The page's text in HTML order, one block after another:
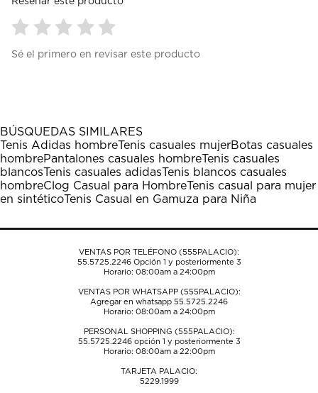
para
1
estrella
Esta
acción
abrirá
el
formulario
envío.
para
estrellas.
Esta
acción
abrirá
el
formulario
envío.
para
estrellas.
Esta
acción
abrirá
el
formulario
envío.
para
estrellas.
Esta
acción
abrirá
el
formulario
envío.
para
estrellas.
Esta
acción
abrirá
el
formulario
envío.
Sé el primero en revisar este producto
BÚSQUEDAS SIMILARES
Tenis Adidas hombreTenis casuales mujerBotas casuales
hombrePantalones casuales hombreTenis casuales
blancosTenis casuales adidasTenis blancos casuales
hombreClog Casual para HombreTenis casual para mujer
en sintéticoTenis Casual en Gamuza para Niña
VENTAS POR TELÉFONO (555PALACIO):
55.5725.2246Opción 1 y posteriormente 3
Horario: 08:00am a 24:00pm
VENTAS POR WHATSAPP (555PALACIO):
Agregar en whatsapp 55.5725.2246
Horario: 08:00am a 24:00pm
PERSONAL SHOPPING (555PALACIO):
55.5725.2246opción 1 y posteriormente 3
Horario: 08:00am a 22:00pm
TARJETA PALACIO:
5229.1999